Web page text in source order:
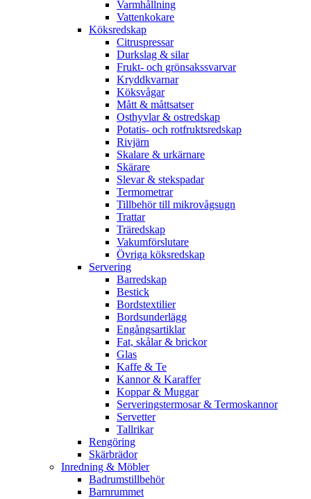
Varmhållning
Vattenkokare
Köksredskap
Citruspressar
Durkslag & silar
Frukt- och grönsakssvarvar
Kryddkvarnar
Köksvågar
Mått & måttsatser
Osthyvlar & ostredskap
Potatis- och rotfruktsredskap
Rivjärn
Skalare & urkärnare
Skärare
Slevar & stekspadar
Termometrar
Tillbehör till mikrovågsugn
Trattar
Träredskap
Vakumförslutare
Övriga köksredskap
Servering
Barredskap
Bestick
Bordstextilier
Bordsunderlägg
Engångsartiklar
Fat, skålar & brickor
Glas
Kaffe & Te
Kannor & Karaffer
Koppar & Muggar
Serveringstermosar & Termoskannor
Servetter
Tallrikar
Rengöring
Skärbrädor
Inredning & Möbler
Badrumstillbehör
Barnrummet